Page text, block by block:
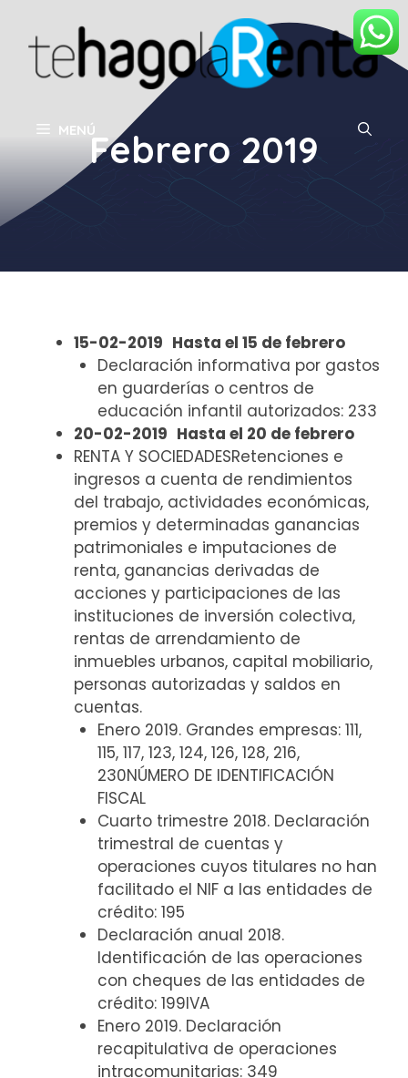
contenido
MENÚFebrero 2019
15-02-2019 Hasta el 15 de febrero
Declaración informativa por gastos
en guarderías o centros de
educación infantil autorizados: 233
20-02-2019 Hasta el 20 de febrero
RENTA Y SOCIEDADESRetenciones e
ingresos a cuenta de rendimientos
del trabajo, actividades económicas,
premios y determinadas ganancias
patrimoniales e imputaciones de
renta, ganancias derivadas de
acciones y participaciones de las
instituciones de inversión colectiva,
rentas de arrendamiento de
inmuebles urbanos, capital mobiliario,
personas autorizadas y saldos en
cuentas.
Enero 2019. Grandes empresas: 111,
115, 117, 123, 124, 126, 128, 216,
230NÚMERO DE IDENTIFICACIÓN
FISCAL
Cuarto trimestre 2018. Declaración
trimestral de cuentas y
operaciones cuyos titulares no han
facilitado el NIF a las entidades de
crédito: 195
Declaración anual 2018.
Identificación de las operaciones
con cheques de las entidades de
crédito: 199IVA
Enero 2019. Declaración
recapitulativa de operaciones
intracomunitarias: 349